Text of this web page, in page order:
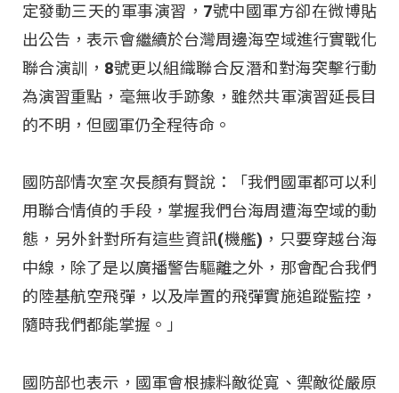
定發動三天的軍事演習，7號中國軍方卻在微博貼
出公告，表示會繼續於台灣周邊海空域進行實戰化
聯合演訓，8號更以組織聯合反潛和對海突擊行動
為演習重點，毫無收手跡象，雖然共軍演習延長目
的不明，但國軍仍全程待命。
國防部情次室次長顏有賢說：「我們國軍都可以利
用聯合情偵的手段，掌握我們台海周遭海空域的動
態，另外針對所有這些資訊(機艦)，只要穿越台海
中線，除了是以廣播警告驅離之外，那會配合我們
的陸基航空飛彈，以及岸置的飛彈實施追蹤監控，
隨時我們都能掌握。」
國防部也表示，國軍會根據料敵從寬、禦敵從嚴原